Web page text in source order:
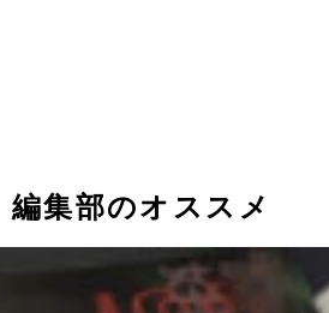
編集部のオススメ